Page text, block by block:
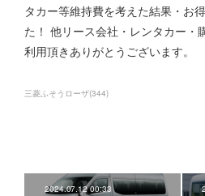
タカー等維持費を考えた結果・お
た！ 他リース会社・レンタカー・
利用頂きありがとうございます。
三菱ふそうローザ(344)
2024.07.12 00:33